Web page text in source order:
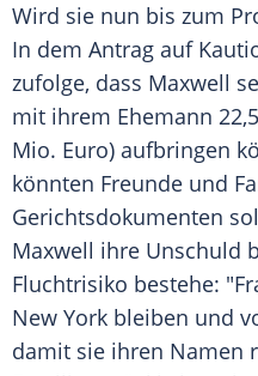
Wird sie nun bis zum
In dem Antrag auf
zufolge, dass Maxwell
mit ihrem Ehemann
Mio. Euro) aufbringen
könnten Freunde und
Gerichtsdokumenten
Maxwell ihre Unschuld
Fluchtrisiko bestehe:
New York bleiben und
damit sie ihren Namen